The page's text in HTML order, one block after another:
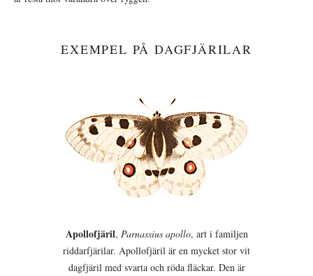
EXEMPEL PÅ DAGFJÄRILAR
Apollofjäril, Parnassius apollo, art i familjen
riddarfjärilar. Apollofjäril är en mycket stor vit
dagfjäril med svarta och röda fläckar. Den är